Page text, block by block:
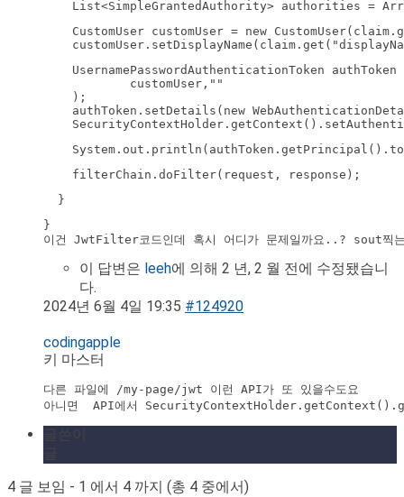
List<SimpleGrantedAuthority> authorities =
CustomUser customUser = new
UsernamePasswordAuthenticationToken
            customUser,""
    );
authToken.setDetails(new
    filterChain.doFilter(request, response);
  }
}
이건 JwtFilter코드인데 혹시 어디가 문제일까요..? sout찍
이 답변은 leeh에 의해 2 년, 2 월 전에 수정됐습니
다.
2024년 6월 4일 19:35 #124920
codingapple
키 마스터
다른 파일에 /my-page/jwt 이런 API가 또 있을수도요
아니면  API에서
4 글 보임 - 1 에서 4 까지 (총 4 중에서)